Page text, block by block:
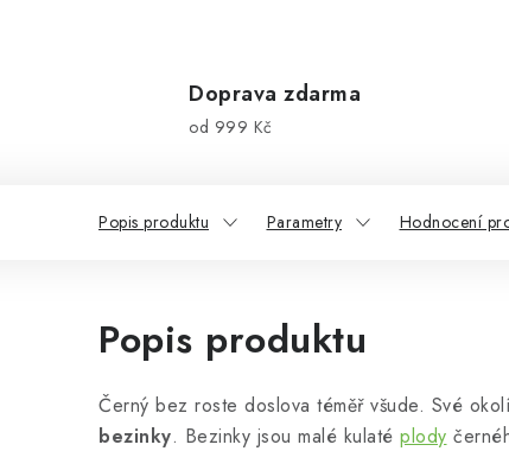
Doprava zdarma
od 999 Kč
Popis produktu Parametry Hodnocení
Popis produktu
Černý bez roste doslova téměř všude. Své
bezinky. Bezinky jsou malé kulaté plody